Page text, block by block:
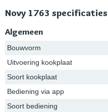
Novy 1763 specificaties
Algemeen
Bouwvorm
Uitvoering kookplaat
Soort kookplaat
Bediening via app
Soort bediening